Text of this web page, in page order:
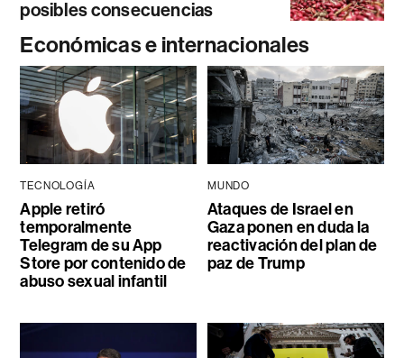
posibles consecuencias
Económicas e internacionales
TECNOLOGÍA
Apple retiró
temporalmente
Telegram de su App
Store por contenido de
abuso sexual infantil
MUNDO
Ataques de Israel en
Gaza ponen en duda la
reactivación del plan de
paz de Trump